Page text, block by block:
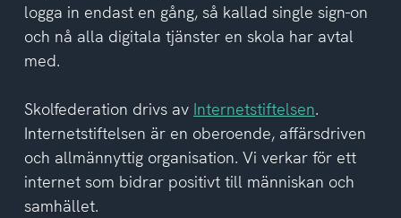
logga in endast en gång, så kallad single sign-on
och nå alla digitala tjänster en skola har avtal
med.
Skolfederation drivs av Internetstiftelsen.
Internetstiftelsen är en oberoende, affärsdriven
och allmännyttig organisation. Vi verkar för ett
internet som bidrar positivt till människan och
samhället.